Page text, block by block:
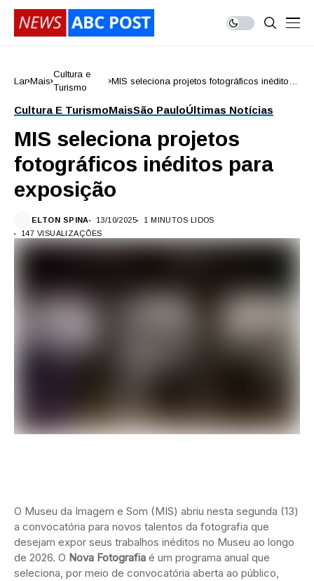
Lar Mais
Cultura e
Turismo
MIS seleciona projetos fotográficos inéditos
Cultura E TurismoMaisSão PauloÚltimas Notícias
MIS seleciona projetos
fotográficos inéditos para
exposição
ELTON SPINA 13/10/2025
1 MINUTOS LIDOS
147 VISUALIZAÇÕES
O Museu da Imagem e Som (MIS) abriu nesta segunda (13)
a convocatória para novos talentos da fotografia que
desejam expor seus trabalhos inéditos no Museu ao longo
de 2026. O Nova Fotografia é um programa anual que
seleciona, por meio de convocatória aberta ao público,